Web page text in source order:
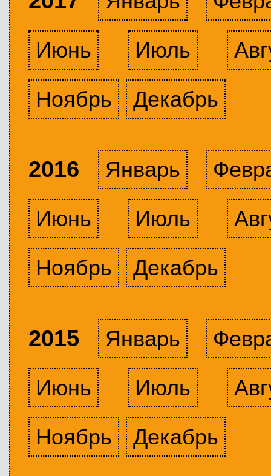
Июнь
Июль
Ноябрь
Декабрь
2016 Январь
Июнь
Июль
Ноябрь
Декабрь
2015 Январь
Июнь
Июль
Ноябрь
Декабрь